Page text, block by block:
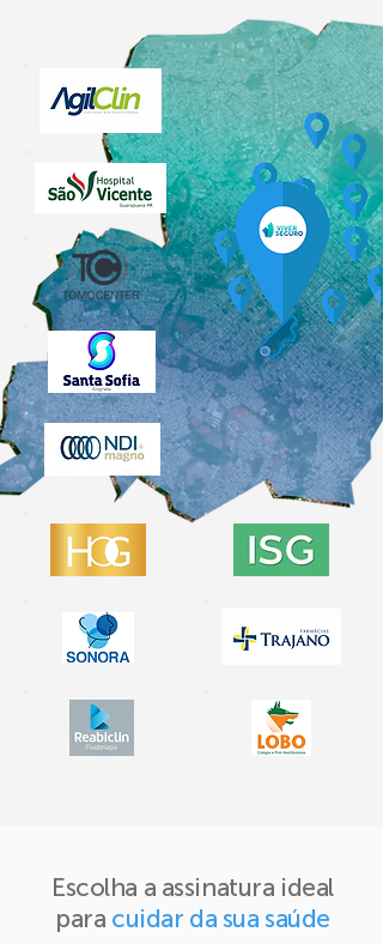
Escolha a assinatura ideal
para cuidar da sua saúde